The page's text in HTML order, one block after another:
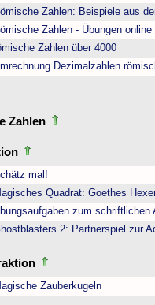
Zahlen: Beispiele aus
Zahlen - Übungen online
Zahlen über 4000
Dezimalzahlen
Zahlen
mal!
Quadrat: Goethes
zum schriftlichen
2: Partnerspiel zur
Zauberkugeln